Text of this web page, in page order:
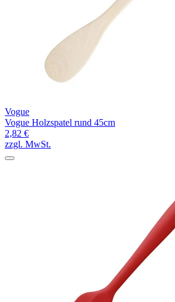
Vogue
Vogue Holzspatel rund 45cm
2,82 €
zzgl. MwSt.